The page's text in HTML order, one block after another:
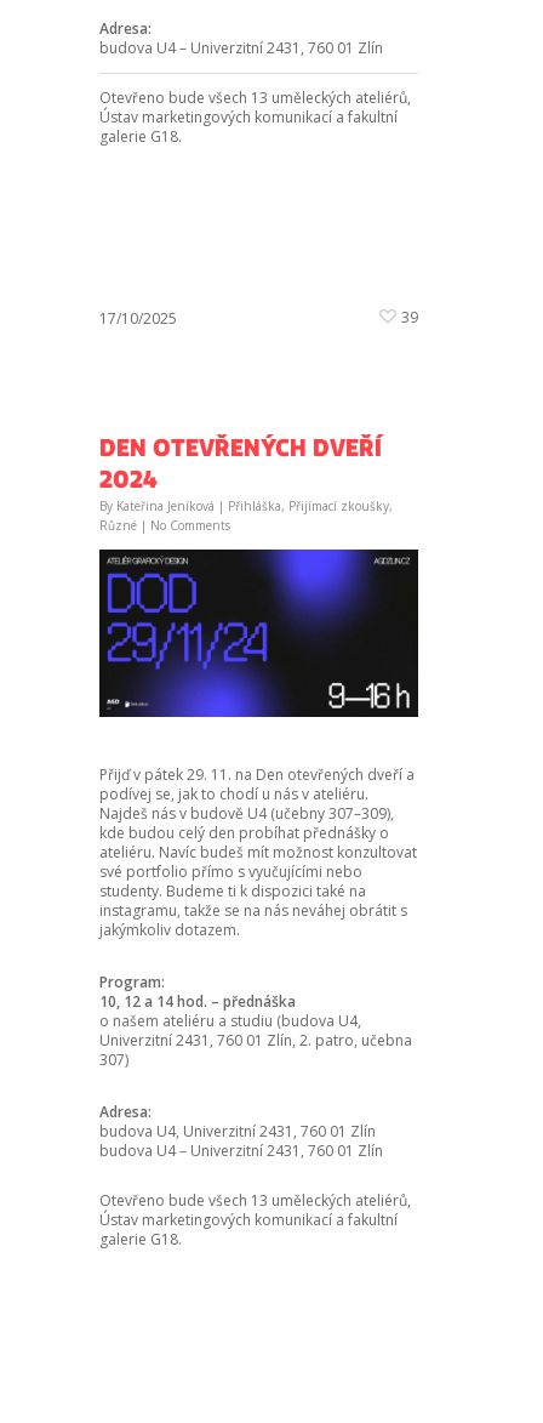
Adresa:
budova U4 – Univerzitní 2431, 760 01 Zlín
Otevřeno bude všech 13 uměleckých ateliérů,
Ústav marketingových komunikací a fakultní
galerie G18.
17/10/2025 39
DEN OTEVŘENÝCH DVEŘÍ
2024
By Kateřina Jeníková | Přihláška, Přijímací zkoušky,
Různé | No Comments
Přijď v pátek 29. 11. na Den otevřených dveří a
podívej se, jak to chodí u nás v ateliéru.
Najdeš nás v budově U4 (učebny 307–309),
kde budou celý den probíhat přednášky o
ateliéru. Navíc budeš mít možnost konzultovat
své portfolio přímo s vyučujícími nebo
studenty. Budeme ti k dispozici také na
instagramu, takže se na nás neváhej obrátit s
jakýmkoliv dotazem.
Program:
10, 12 a 14 hod. – přednáška
o našem ateliéru a studiu (budova U4,
Univerzitní 2431, 760 01 Zlín, 2. patro, učebna
307)
Adresa:
budova U4, Univerzitní 2431, 760 01 Zlín
budova U4 – Univerzitní 2431, 760 01 Zlín
Otevřeno bude všech 13 uměleckých ateliérů,
Ústav marketingových komunikací a fakultní
galerie G18.